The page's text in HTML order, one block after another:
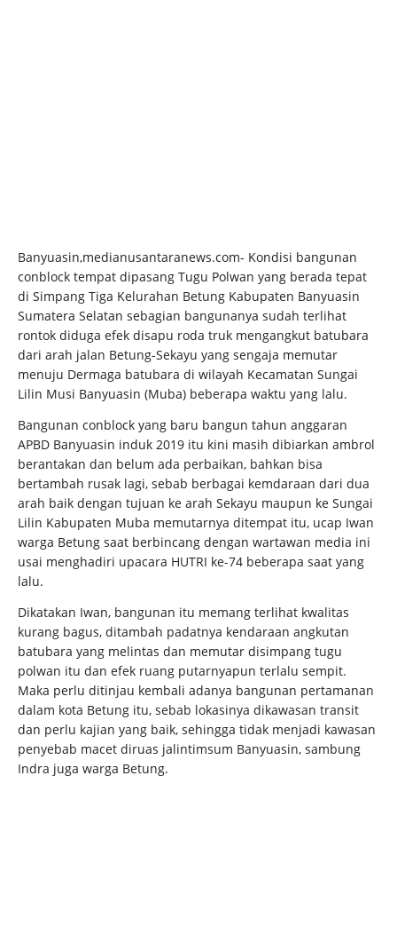
Banyuasin,medianusantaranews.com- Kondisi bangunan
conblock tempat dipasang Tugu Polwan yang berada tepat
di Simpang Tiga Kelurahan Betung Kabupaten Banyuasin
Sumatera Selatan sebagian bangunanya sudah terlihat
rontok diduga efek disapu roda truk mengangkut batubara
dari arah jalan Betung-Sekayu yang sengaja memutar
menuju Dermaga batubara di wilayah Kecamatan Sungai
Lilin Musi Banyuasin (Muba) beberapa waktu yang lalu.
Bangunan conblock yang baru bangun tahun anggaran
APBD Banyuasin induk 2019 itu kini masih dibiarkan ambrol
berantakan dan belum ada perbaikan, bahkan bisa
bertambah rusak lagi, sebab berbagai kemdaraan dari dua
arah baik dengan tujuan ke arah Sekayu maupun ke Sungai
Lilin Kabupaten Muba memutarnya ditempat itu, ucap Iwan
warga Betung saat berbincang dengan wartawan media ini
usai menghadiri upacara HUTRI ke-74 beberapa saat yang
lalu.
Dikatakan Iwan, bangunan itu memang terlihat kwalitas
kurang bagus, ditambah padatnya kendaraan angkutan
batubara yang melintas dan memutar disimpang tugu
polwan itu dan efek ruang putarnyapun terlalu sempit.
Maka perlu ditinjau kembali adanya bangunan pertamanan
dalam kota Betung itu, sebab lokasinya dikawasan transit
dan perlu kajian yang baik, sehingga tidak menjadi kawasan
penyebab macet diruas jalintimsum Banyuasin, sambung
Indra juga warga Betung.